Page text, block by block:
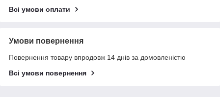
Всі умови оплати
Умови повернення
Повернення товару впродовж 14 днів за домовленістю
Всі умови повернення